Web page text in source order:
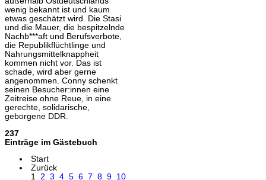
wenig bekannt ist und kaum
etwas geschätzt wird. Die Stasi
und die Mauer, die bespitzelnde
Nachb***aft und Berufsverbote,
die Republikflüchtlinge und
Nahrungsmittelknappheit
kommen nicht vor. Das ist
schade, wird aber gerne
angenommen. Conny schenkt
seinen Besucher:innen eine
Zeitreise ohne Reue, in eine
gerechte, solidarische,
geborgene DDR.
237
Einträge im Gästebuch
Start
Zurück
1 2 3 4 5 6 7 8 9 10